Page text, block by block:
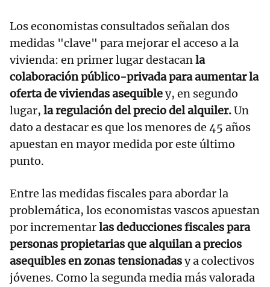
Los economistas consultados señalan dos
medidas "clave" para mejorar el acceso a la
vivienda: en primer lugar destacanla
colaboración público-privada para aumentar la
oferta de viviendas asequibley, en segundo
lugar, la regulación del precio del alquiler.Un
dato a destacar es que los menores de 45 años
apuestan en mayor medida por este último
punto.
Entre las medidas fiscales para abordar la
problemática, los economistas vascos apuestan
por incrementarlas deducciones fiscales para
personas propietarias que alquilan a precios
asequibles en zonas tensionadasy a colectivos
jóvenes. Como la segunda media más valorada